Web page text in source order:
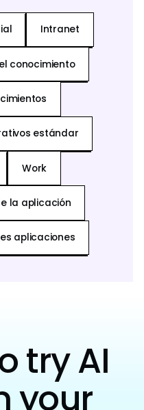
Intranet
conocimiento
estándar
Work
la aplicación
aplicaciones
try AI
your